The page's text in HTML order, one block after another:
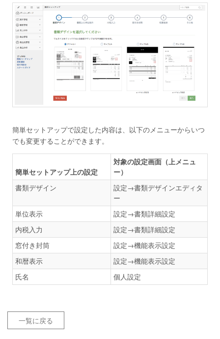
簡単セットアップで設定した内容は、以下のメニューからいつ
でも変更することができます。
簡単セットアップ上の設定
対象の設定画面（上メニュ
ー）
書類デザイン
設定→書類デザインエディタ
ー
単位表示
設定→書類詳細設定
内税入力
設定→書類詳細設定
窓付き封筒
設定→機能表示設定
和暦表示
設定→機能表示設定
氏名
個人設定
一覧に戻る